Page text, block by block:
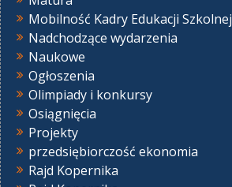
Mobilność Kadry Edukacji Szkolnej
Nadchodzące wydarzenia
Naukowe
Ogłoszenia
Olimpiady i konkursy
Osiągnięcia
Projekty
przedsiębiorczość ekonomia
Rajd Kopernika